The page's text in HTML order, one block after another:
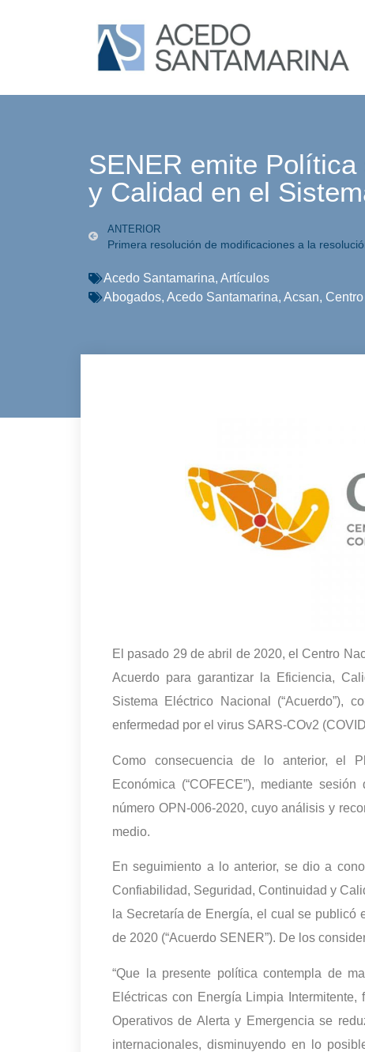
SENER emite
y Calidad en el
ANTERIOR
Acedo Santamarina, Artículos
Abogados, Acedo Santamarina, Acsan,
El pasado 29 de abril de 2020, el Centro
Acuerdo para garantizar la Eficiencia,
Sistema Eléctrico Nacional (“Acuerdo”),
enfermedad por el virus SARS-COv2
Como consecuencia de lo anterior, el
Económica (“COFECE”), mediante
número OPN-006-2020, cuyo análisis y
medio.
En seguimiento a lo anterior, se dio a
Confiabilidad, Seguridad, Continuidad y
la Secretaría de Energía, el cual se
de 2020 (“Acuerdo SENER”). De los
“Que la presente política contempla de
Eléctricas con Energía Limpia
Operativos de Alerta y Emergencia se
internacionales, disminuyendo en lo